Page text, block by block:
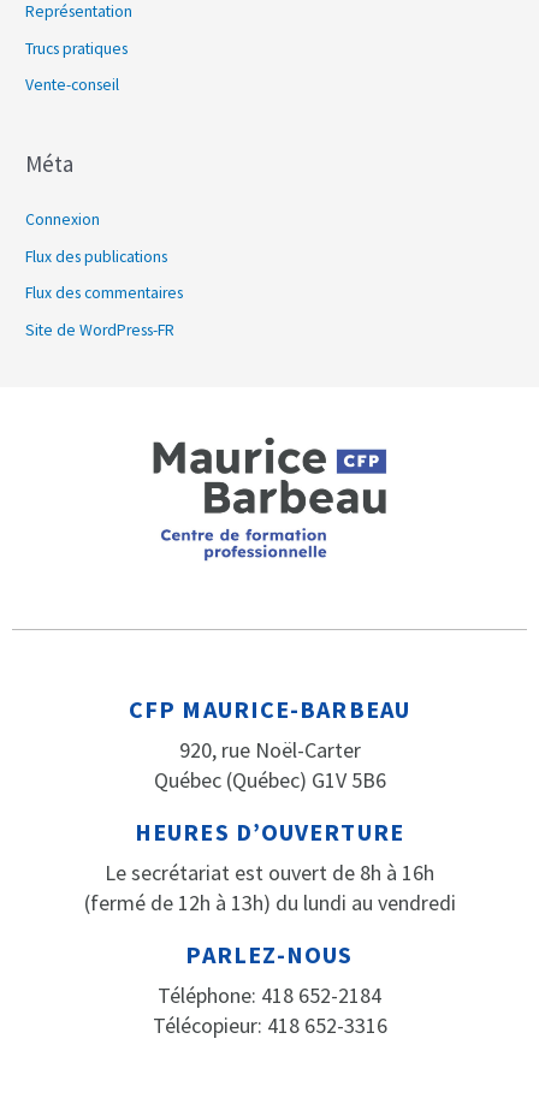
Représentation
Trucs pratiques
Vente-conseil
Méta
Connexion
Flux des publications
Flux des commentaires
Site de WordPress-FR
CFP MAURICE-BARBEAU
920, rue Noël-Carter
Québec (Québec) G1V 5B6
HEURES D’OUVERTURE
Le secrétariat est ouvert de 8h à 16h
(fermé de 12h à 13h) du lundi au vendredi
PARLEZ-NOUS
Téléphone: 418 652-2184
Télécopieur: 418 652-3316